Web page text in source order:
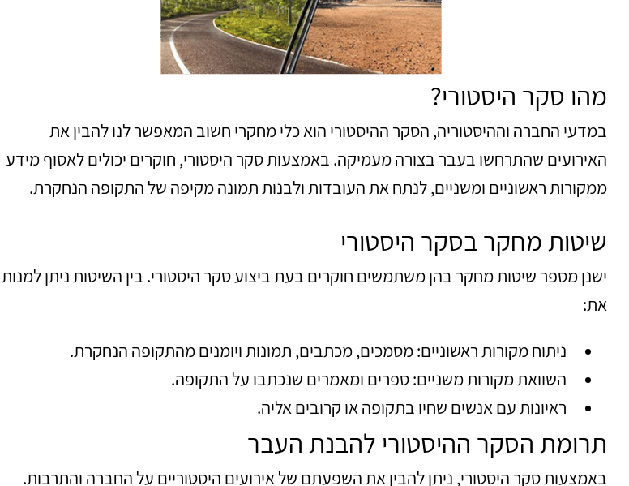
מהו סקר היסטורי?
במדעי החברה וההיסטוריה, הסקר ההיסטורי הוא כלי מחקרי חשוב המאפשר לנו להבין את
האירועים שהתרחשו בעבר בצורה מעמיקה. באמצעות סקר היסטורי, חוקרים יכולים לאסוף מידע
ממקורות ראשוניים ומשניים, לנתח את העובדות ולבנות תמונה מקיפה של התקופה הנחקרת.
שיטות מחקר בסקר היסטורי
ישנן מספר שיטות מחקר בהן משתמשים חוקרים בעת ביצוע סקר היסטורי. בין השיטות ניתן למנות
את:
ניתוח מקורות ראשוניים: מסמכים, מכתבים, תמונות ויומנים מהתקופה הנחקרת.
השוואת מקורות משניים: ספרים ומאמרים שנכתבו על התקופה.
ראיונות עם אנשים שחיו בתקופה או קרובים אליה.
תרומת הסקר ההיסטורי להבנת העבר
באמצעות סקר היסטורי, ניתן להבין את השפעתם של אירועים היסטוריים על החברה והתרבות.